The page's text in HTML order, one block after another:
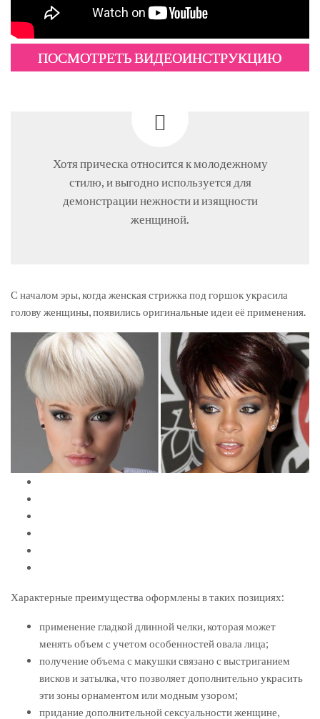
ПОСМОТРЕТЬ ВИДЕОИНСТРУКЦИЮ
Хотя прическа относится к молодежному
стилю, и выгодно используется для
демонстрации нежности и изящности
женщиной.
С началом эры, когда женская стрижка под горшок украсила
голову женщины, появились оригинальные идеи её применения.
Характерные преимущества оформлены в таких позициях:
применение гладкой длинной челки, которая может
менять объем с учетом особенностей овала лица;
получение объема с макушки связано с выстриганием
висков и затылка, что позволяет дополнительно украсить
эти зоны орнаментом или модным узором;
придание дополнительной сексуальности женщине,